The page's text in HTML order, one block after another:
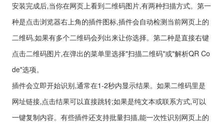
安装完成后,当你在网页上看到二维码图片,有两种扫描方式。第一
种是点击浏览器右上角的插件图标,插件会自动检测当前网页上的
二维码,如果有多个二维码会列出来让你选择。第二种是直接右键
点击二维码图片,在弹出的菜单里选择"扫描二维码"或"解析QR Co
de"选项。
插件会立即开始识别,通常在1-2秒内显示结果。如果二维码里是
网址链接,点击结果可以直接跳转;如果是纯文本或联系方式,可以
一键复制内容。有些插件还支持批量扫描,能一次性识别网页上的